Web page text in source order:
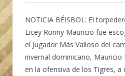
NOTICIA BÉISBOL: El
Licey Ronny Mauricio fue
el Jugador Más Valioso del
invernal dominicano, Mauricio
en la ofensiva de los Tigres, a